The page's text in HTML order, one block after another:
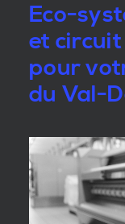
Eco-
et
pour
du Val-